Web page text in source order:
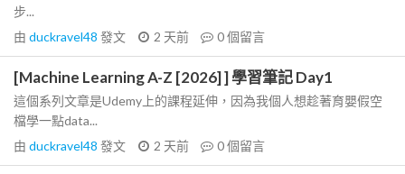
步...
由 duckravel48 發文 2 天前 0個留言
[Machine Learning A-Z [2026] ] 學習筆記 Day1
這個系列文章是Udemy上的課程延伸，因為我個人想趁著育嬰假空
檔學一點data...
由 duckravel48 發文 2 天前 0個留言